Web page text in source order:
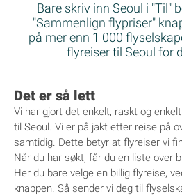
Bare skriv inn Seoul i "Til"
"Sammenlign flypriser"
på mer enn 1 000
flyreiser til Seoul for
Det er så lett
Vi har gjort det enkelt, raskt og
til Seoul. Vi er på jakt etter reise på
samtidig. Dette betyr at flyreiser vi
Når du har søkt, får du en liste over
Her du bare velge en billig flyreise,
knappen. Så sender vi deg til